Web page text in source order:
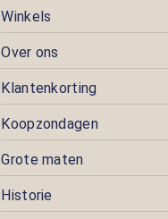
Winkels
Over ons
Klantenkorting
Koopzondagen
Grote maten
Historie